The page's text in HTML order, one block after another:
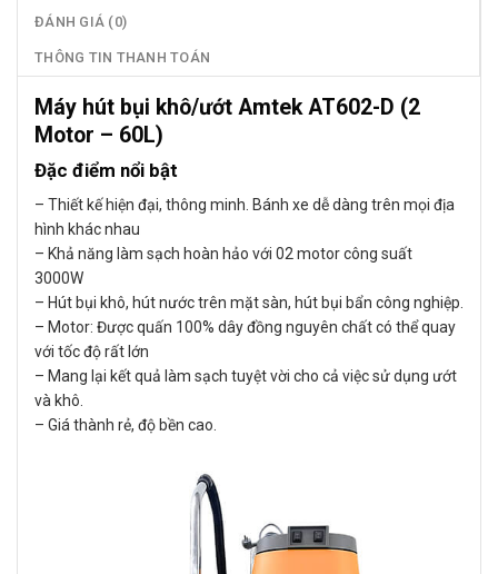
ĐÁNH GIÁ (0)
THÔNG TIN THANH TOÁN
Máy hút bụi khô/ướt Amtek AT602-D (2
Motor – 60L)
Đặc điểm nổi bật
– Thiết kế hiện đại, thông minh. Bánh xe dễ dàng trên mọi địa
hình khác nhau
– Khả năng làm sạch hoàn hảo với 02 motor công suất
3000W
– Hút bụi khô, hút nước trên mặt sàn, hút bụi bẩn công nghiệp.
– Motor: Được quấn 100% dây đồng nguyên chất có thể quay
với tốc độ rất lớn
– Mang lại kết quả làm sạch tuyệt vời cho cả việc sử dụng ướt
và khô.
– Giá thành rẻ, độ bền cao.